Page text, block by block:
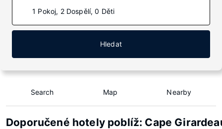
1 Pokoj, 2 Dospělí, 0 Děti
Hledat
Search Map Nearby
Doporučené hotely poblíž: Cape